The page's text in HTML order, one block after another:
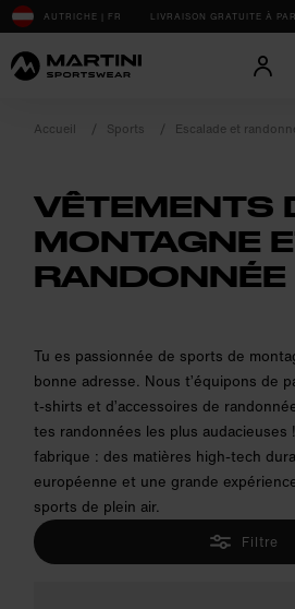
sr.Table Of Content
AUTRICHE | FR LIVRAISON GRATUITE À
Accueil Sports Escalade et
VÊTEMENTS
MONTAGNE
RANDONNÉE
Tu es passionnée de sports de
bonne adresse. Nous t’équipons de
t-shirts et d’accessoires de
tes randonnées les plus audacieuses
fabrique : des matières high-tech
européenne et une grande
sports de plein air.
Filtre